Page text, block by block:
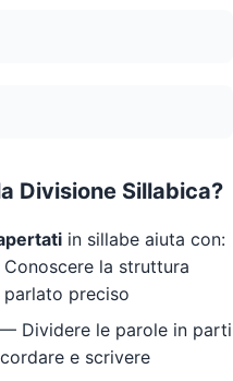
Divisione Sillabica?
in sillabe aiuta con:
la struttura
preciso
— Dividere le parole in parti
e scrivere